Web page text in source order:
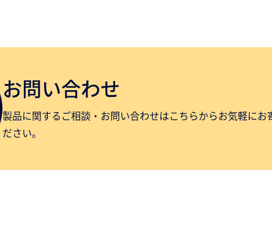
お問い合わせ
製品に関するご相談・お問い合わせはこちらからお気軽にお
ださい。